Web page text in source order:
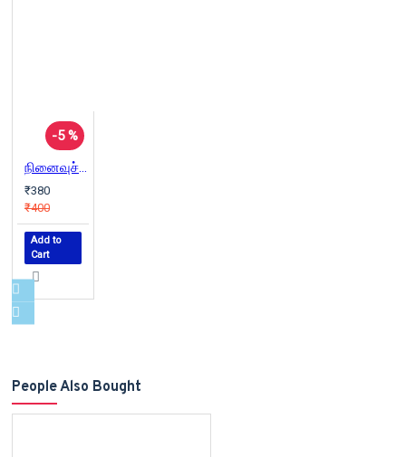
-5 %
நினைவுச் சின்னம்
₹380
₹400
Add to
Cart
People Also Bought